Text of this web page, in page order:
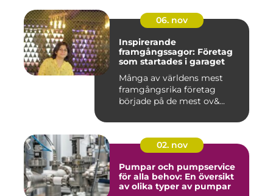
06. nov
Inspirerande
framgångssagor: Företag
som startades i garaget
Många av världens mest
framgångsrika företag
började på de mest ov&...
02. nov
Pumpar och pumpservice
för alla behov: En översikt
av olika typer av pumpar